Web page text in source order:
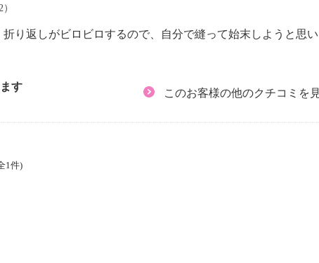
り返しがビロビロするので、自分で縫って始末しようと思い
す
このお客様の他のクチコミを
1件)